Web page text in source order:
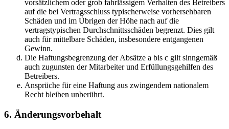
vorsätzlichem oder grob fahrlässigem Verhalten des Betreibers
auf die bei Vertragsschluss typischerweise vorhersehbaren
Schäden und im Übrigen der Höhe nach auf die
vertragstypischen Durchschnittsschäden begrenzt. Dies gilt
auch für mittelbare Schäden, insbesondere entgangenen
Gewinn.
Die Haftungsbegrenzung der Absätze a bis c gilt sinngemäß
auch zugunsten der Mitarbeiter und Erfüllungsgehilfen des
Betreibers.
Ansprüche für eine Haftung aus zwingendem nationalem
Recht bleiben unberührt.
6. Änderungsvorbehalt